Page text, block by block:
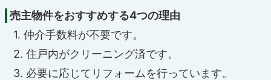
売主物件をおすすめする4つの理由
1. 仲介手数料が不要です。
2. 住戸内がクリーニング済です。
3. 必要に応じてリフォームを行っています。